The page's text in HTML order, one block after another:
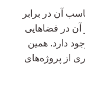
آن در برابر
در فضاهایی
دارد. همین
از پروژه‌های